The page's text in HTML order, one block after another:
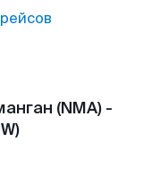
(NMA) -